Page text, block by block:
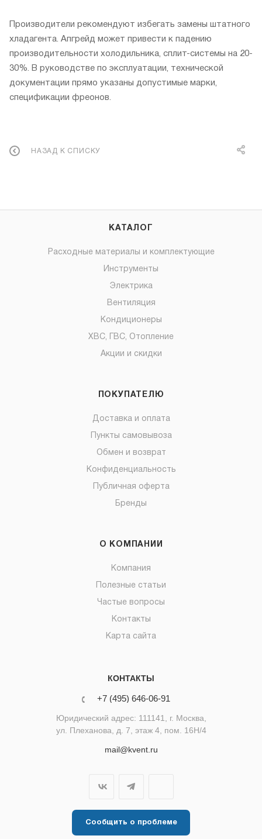
Производители рекомендуют избегать замены штатного
хладагента. Апгрейд может привести к падению
производительности холодильника, сплит-системы на 20-
30%. В руководстве по эксплуатации, технической
документации прямо указаны допустимые марки,
спецификации фреонов.
НАЗАД К СПИСКУ
КАТАЛОГ
Расходные материалы и комплектующие
Инструменты
Электрика
Вентиляция
Кондиционеры
ХВС, ГВС, Отопление
Акции и скидки
ПОКУПАТЕЛЮ
Доставка и оплата
Пункты самовывоза
Обмен и возврат
Конфиденциальность
Публичная оферта
Бренды
О КОМПАНИИ
Компания
Полезные статьи
Частые вопросы
Контакты
Карта сайта
КОНТАКТЫ
+7 (495) 646-06-91
Юридический адрес: 111141, г. Москва,
ул. Плеханова, д. 7, этаж 4, пом. 16Н/4
mail@kvent.ru
Сообщить о проблеме